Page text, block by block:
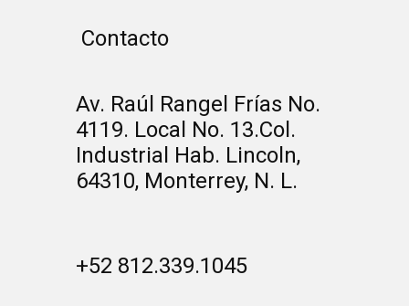
Contacto
Av. Raúl Rangel Frías No.
4119. Local No. 13.Col.
Industrial Hab. Lincoln,
64310, Monterrey, N. L.
+52 812.339.1045